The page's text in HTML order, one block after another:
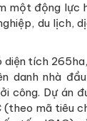
một động lực
du lịch,
diện tích
danh nhà
công. Dự án
(theo mã tiêu